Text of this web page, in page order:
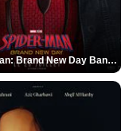
Spider-Man: Brand New Day Bande-annonce VO STFR